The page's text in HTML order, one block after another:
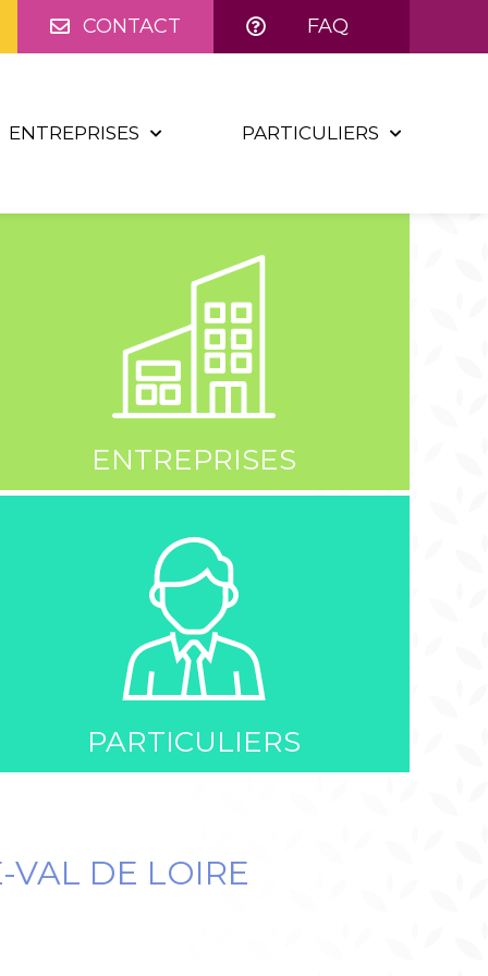
CONTACT FAQ
ENTREPRISES PARTICULIERS
ENTREPRISES
PARTICULIERS
VAL DE LOIRE